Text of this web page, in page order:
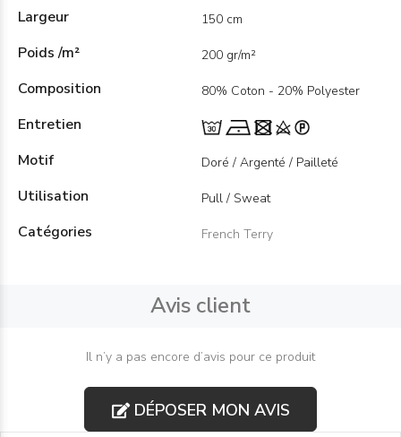
Largeur 150 cm
Poids /m² 200 gr/m²
Composition 80% Coton - 20% Polyester
Entretien
Motif
Doré / Argenté / Pailleté
Utilisation Pull / Sweat
Catégories French Terry
Avis client
Il n’y a pas encore d’avis pour ce produit
DÉPOSER MON AVIS